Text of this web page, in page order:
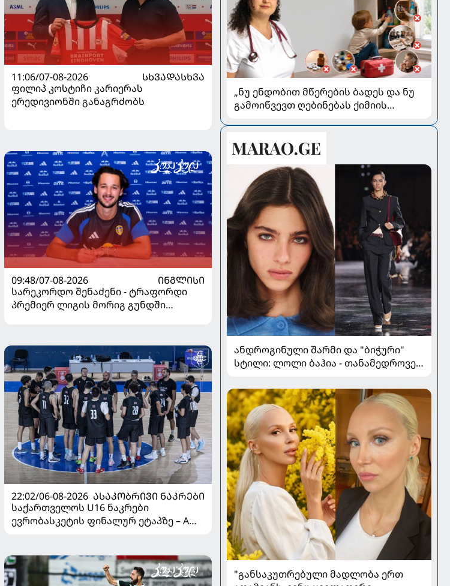
11:06/07-08-2026
ᲡᲮᲕᲐᲓᲐᲡᲮᲕᲐ
ფილიპ კოსტიჩი კარიერას
ერედივიონში განაგრძობს
09:48/07-08-2026
ᲘᲜᲒᲚᲘᲡᲘ
სარეკორდო შენაძენი - ტრაფორდი
პრემიერ ლიგის მორიგ გუნდში
22:02/06-08-2026 ᲐᲡᲐᲙᲝᲑᲠᲘᲕᲘ ᲜᲐᲙᲠᲔᲑᲘ
საქართველოს U16 ნაკრები
ევრობასკეტის ფინალურ ეტაპზე – A
„ნუ ენდობით მწერების ბადეს და ნუ
გამოიწვევთ ღებინებას ქიმიის
პედიატრ სალომე ახვლედიანის
რჩევები
ანდროგინული შარმი და "ბიჭური"
სტილი: ლოლი ბაჰია - თანამედროვე
"განსაკუთრებული მადლობა ერთ